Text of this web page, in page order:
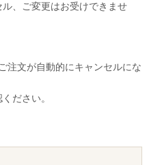
、ご変更はお受けできませ
注文が自動的にキャンセルにな
ださい。